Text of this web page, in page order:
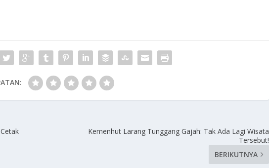
Kemenhut Larang Tunggang Gajah: Tak Ada Lagi Wisata
Tersebut!
BERIKUTNYA